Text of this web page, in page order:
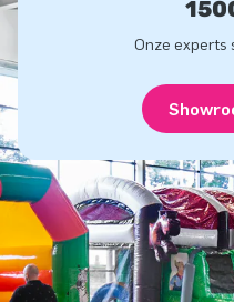
Onze experts